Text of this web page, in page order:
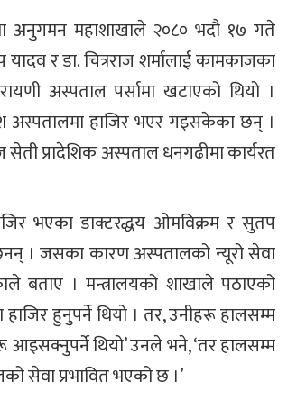
अनुगमन महाशाखाले २०८० भदौ १७ गते
र डा. चित्रराज शर्मालाई कामकाजका
अस्पताल पर्सामा खटाएको थियो ।
अस्पतालमा हाजिर भएर गइसकेका छन् ।
सेती प्रादेशिक अस्पताल धनगढीमा कार्यरत
भएका डाक्टरद्धय ओमविक्रम र सुतप
। जसका कारण अस्पतालको न्यूरो सेवा
बताए । मन्त्रालयको शाखाले पठाएको
हुनुपर्ने थियो । तर, उनीहरू हालसम्म
आइसक्नुपर्ने थियो’ उनले भने, ‘तर हालसम्म
सेवा प्रभावित भएको छ ।’